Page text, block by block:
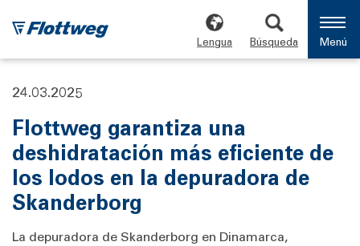
Lengua Búsqueda Menú
24.03.2025
Flottweg garantiza una
deshidratación más eficiente de
los lodos en la depuradora de
Skanderborg
La depuradora de Skanderborg en Dinamarca,